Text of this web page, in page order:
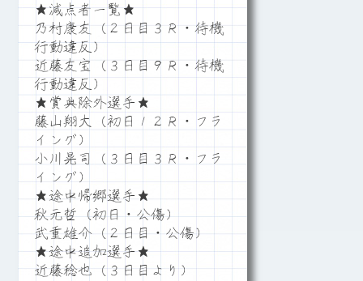
★減点者一覧★
乃村康友（２日目３Ｒ・待機
行動違反）
近藤友宝（３日目９Ｒ・待機
行動違反）
★賞典除外選手★
藤山翔大（初日１２Ｒ・フラ
イング）
小川晃司（３日目３Ｒ・フラ
イング）
★途中帰郷選手★
秋元哲（初日・公傷）
武重雄介（２日目・公傷）
★途中追加選手★
近藤稔也（３日目より）